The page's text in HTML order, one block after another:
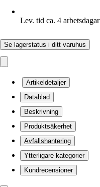
Lev. tid ca. 4 arbetsdagar
Se lagerstatus i ditt varuhus
Artikeldetaljer
Datablad
Beskrivning
Produktsäkerhet
Avfallshantering
Ytterligare kategorier
Kundrecensioner